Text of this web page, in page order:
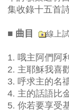
集收錄十五首詩
■ 曲目 線上
1. 哦主阿們阿
2. 主耶穌我喜
3. 呼求主的名
4. 主的話語比
5. 你若要享受